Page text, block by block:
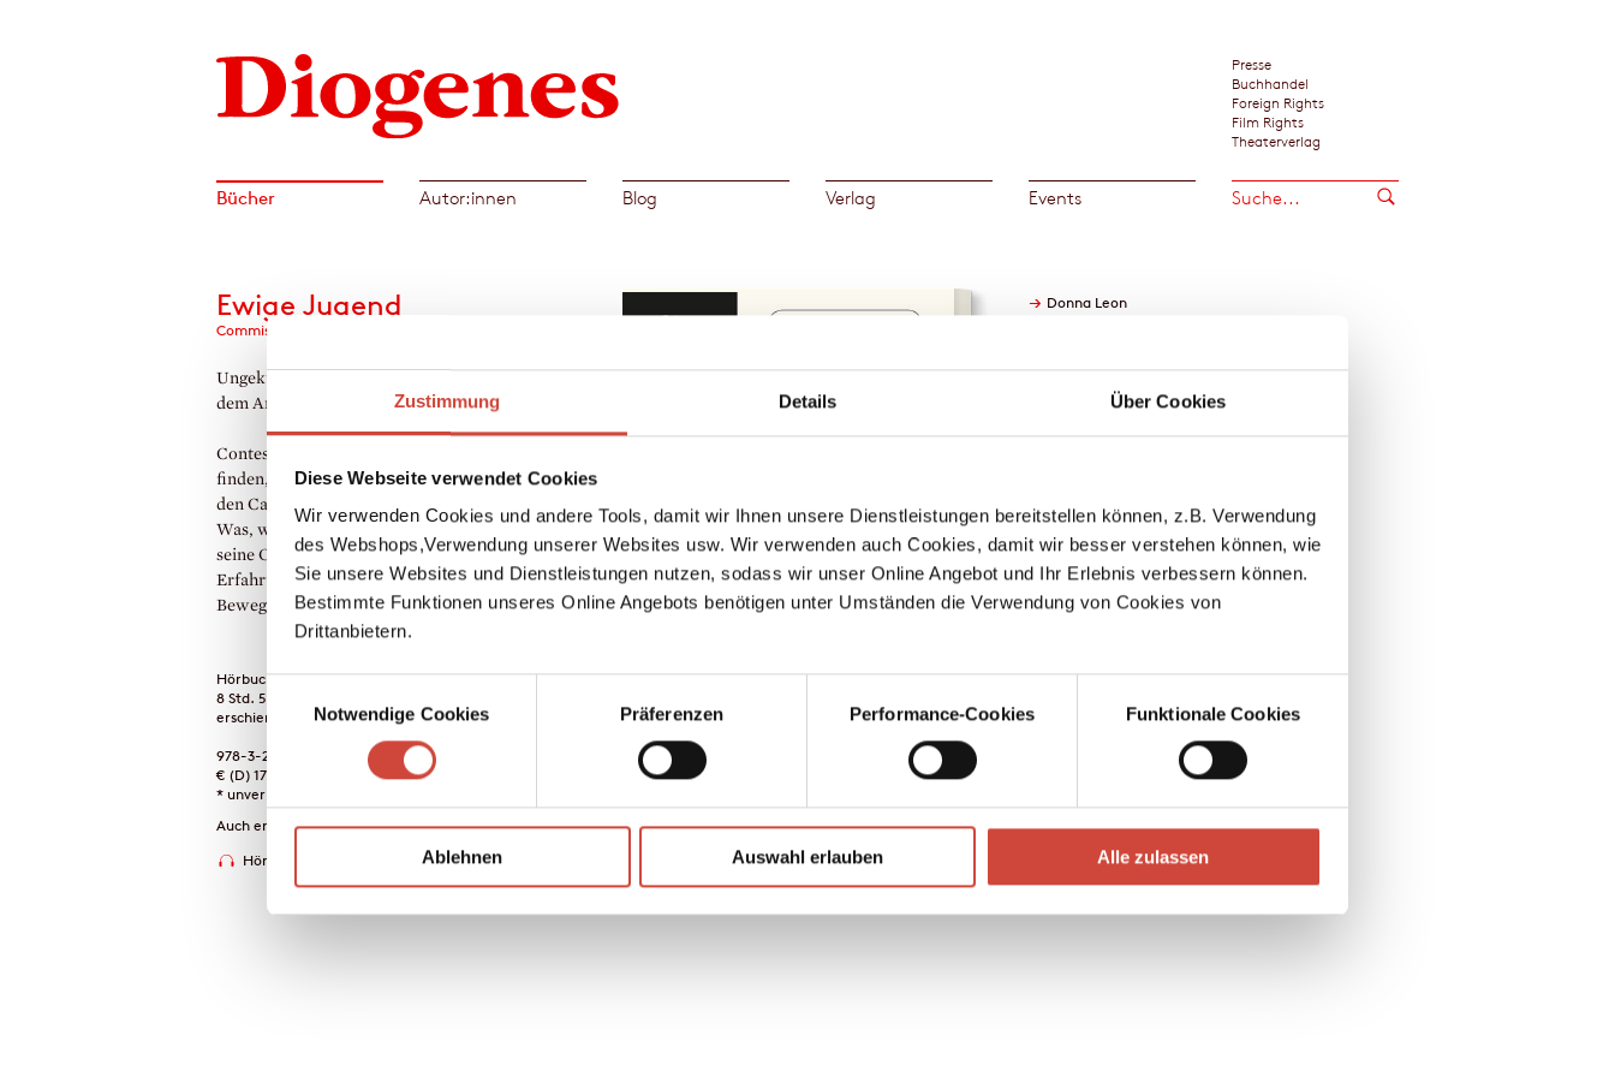
Zustimmung Details Über Cookies
Diese Webseite verwendet Cookies
Wir verwenden Cookies und andere Tools, damit wir Ihnen unsere Dienstleistungen bereitstellen können, z.B. Verwendung
des Webshops,Verwendung unserer Websites usw. Wir verwenden auch Cookies, damit wir besser verstehen können, wie
Sie unsere Websites und Dienstleistungen nutzen, sodass wir unser Online Angebot und Ihr Erlebnis verbessern können.
Bestimmte Funktionen unseres Online Angebots benötigen unter Umständen die Verwendung von Cookies von
Drittanbietern.
Notwendige Cookies
Präferenzen Performance-Cookies Funktionale Cookies
Ablehnen Auswahl erlauben Alle zulassen
Presse
Buchhandel
Foreign Rights
Film Rights
Theaterverlag
Bücher Autor:innen Blog Verlag Events
Ewige Jugend
Commissario Brunettis fünfundzwanzigster Fall
Ungekürzt gelesen von Joachim Schönfeld. Aus
dem Amerikanischen von Werner Schmitz
Contessa Lando-Con­tinui möchte ihren Frieden
finden, doch der tragische Sturz ihrer Enkelin in
den Canale di San Boldo lässt ihr keine Ruhe.
Was, wenn es kein Unfall war? Brunetti nutzt
seine Connections, seine Einfühlung und seine
Erfahrung. So bringt er Licht in dunkle
Beweggründe.
Hörbuch-Download
8 Std. 55 Min.
erschienen am 25. Mai 2016
978-3-257-69290-7
€ (D) 17.95 / sFr 23.00* / € (A) 17.95
* unverb. Preisempfehlung
Auch erhältlich als
Hörprobe
Drucken
→ Donna Leon